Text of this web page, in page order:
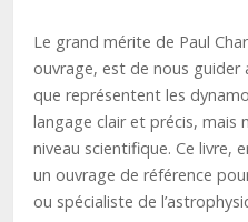
Le grand mérite de Paul
ouvrage, est de nous
que représentent les
langage clair et précis, mais
niveau scientifique. Ce livre,
un ouvrage de référence
ou spécialiste de